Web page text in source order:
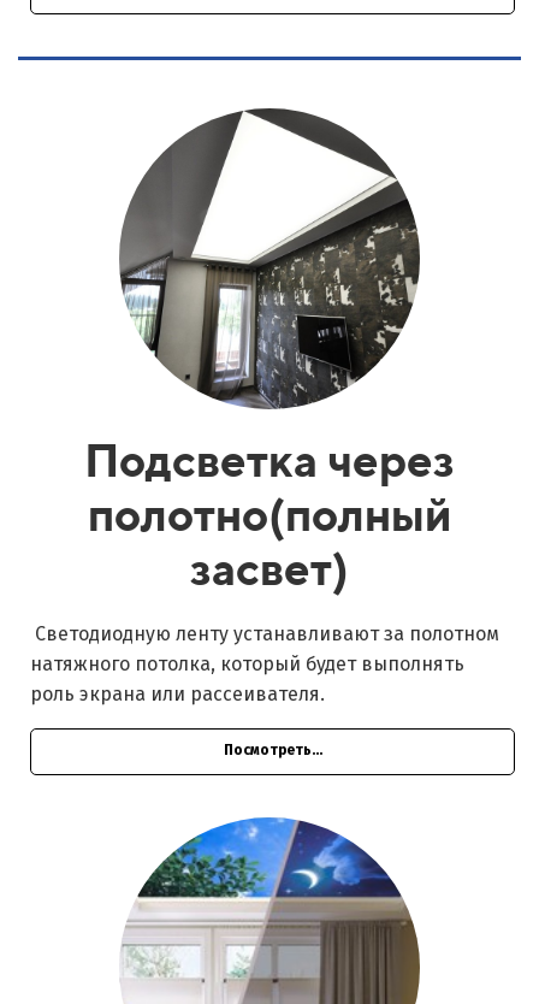
Подсветка через
полотно(полный
засвет)
Светодиодную ленту устанавливают за полотном
натяжного потолка, который будет выполнять
роль экрана или рассеивателя.
Посмотреть...